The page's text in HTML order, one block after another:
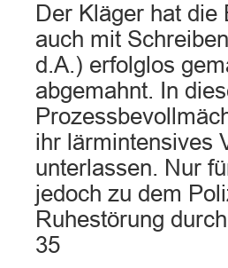
Der Kläger hat
auch mit
d.A.) erfolglos
abgemahnt. In
ihr lärmintensives
unterlassen. Nur
jedoch zu dem
Ruhestörung
35